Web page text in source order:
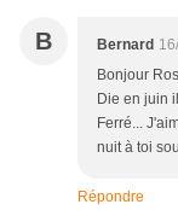
B Bernard
Bonjour
Die en juin
Ferré...
nuit à toi
Répondre